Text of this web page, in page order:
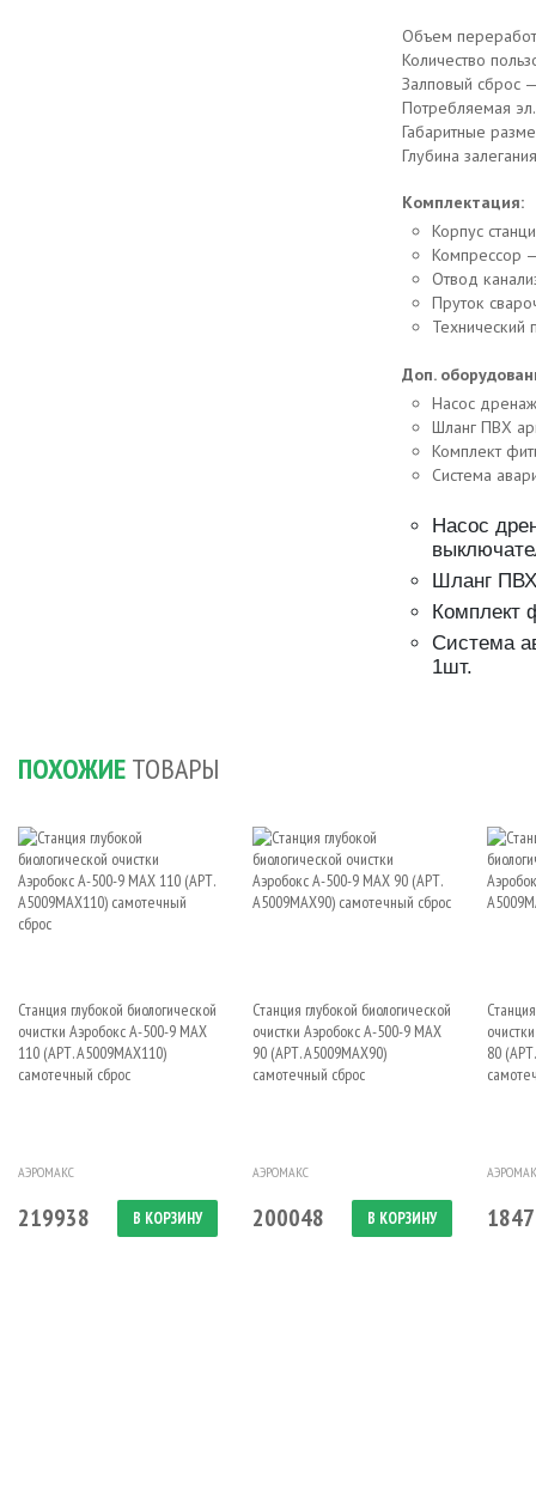
Объем
Количество
Залповый сброс
Потребляемая
Габаритные
Глубина
Комплектация:
Корпус
Компрессор
Отвод
Пруток
Технический
Доп.
Насос
Шланг ПВХ
Комплект
Система
Насос
Шланг
Комплект
Система
1шт.
ПОХОЖИЕТОВАРЫ
Станция глубокой биологической
очистки Аэробокс A-500-9 MAX
110 (АРТ. А5009MAX110)
самотечный сброс
АЭРОМАКС
219938 В КОРЗИНУ
Станция глубокой биологической
очистки Аэробокс A-500-9 MAX
90 (АРТ. А5009MAX90)
самотечный сброс
АЭРОМАКС
200048 В КОРЗИНУ
80